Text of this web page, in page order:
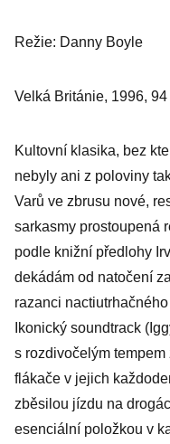
Režie: Danny Boyle
Velká Británie, 1996, 94
Kultovní klasika, bez
nebyly ani z poloviny
Varů ve zbrusu nové,
sarkasmy prostoupená
podle knižní předlohy
dekádám od natočení
razanci
Ikonický soundtrack
s rozdivočelým
flákače v jejich
zběsilou jízdu na
esenciální položkou v